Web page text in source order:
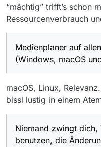
“mächtig” trifft’s schon
Ressourcenverbrauch
Medienplaner auf
(Windows, macOS
macOS, Linux,
bissl lustig in einem
Niemand zwingt dich,
benutzen, die